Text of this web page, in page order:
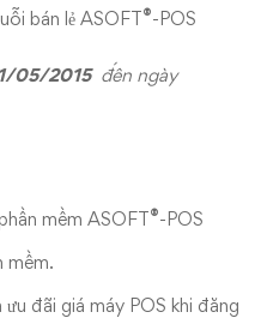
bán lẻ ASOFT®-POS
05/2015 đến ngày
mềm ASOFT®-POS
mềm.
đãi giá máy POS khi đăng